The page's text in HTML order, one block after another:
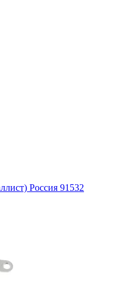
Россия 91532